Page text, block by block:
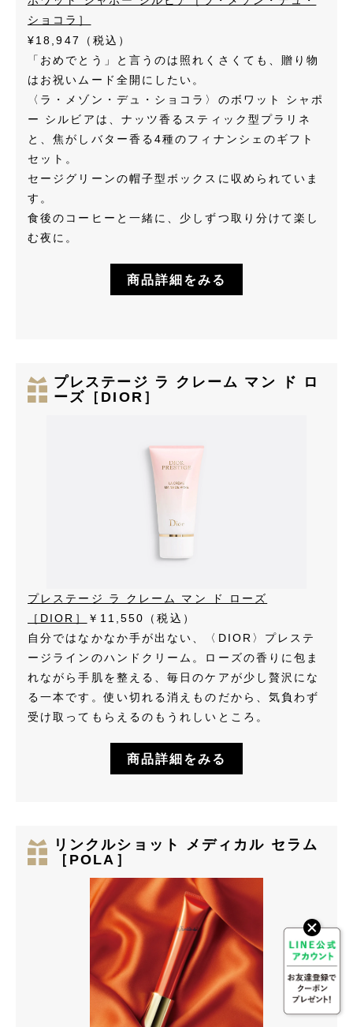
ショコラ］
¥18,947（税込）
「おめでとう」と言うのは照れくさくても、贈り物
はお祝いムード全開にしたい。
〈ラ・メゾン・デュ・ショコラ〉のボワット シャポ
ー シルビアは、ナッツ香るスティック型プラリネ
と、焦がしバター香る4種のフィナンシェのギフト
セット。
セージグリーンの帽子型ボックスに収められていま
す。
食後のコーヒーと一緒に、少しずつ取り分けて楽し
む夜に。
商品詳細をみる
プレステージ ラ クレーム マン ド ロ
ーズ［DIOR］
プレステージ ラ クレーム マン ド ローズ
［DIOR］
￥11,550（税込）
自分ではなかなか手が出ない、〈DIOR〉プレステ
ージラインのハンドクリーム。ローズの香りに包ま
れながら手肌を整える、毎日のケアが少し贅沢にな
る一本です。使い切れる消えものだから、気負わず
受け取ってもらえるのもうれしいところ。
商品詳細をみる
リンクルショット メディカル セラム
［POLA］